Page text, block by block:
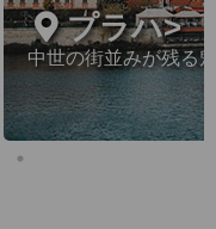
プラハ>
中世の街並みが残る